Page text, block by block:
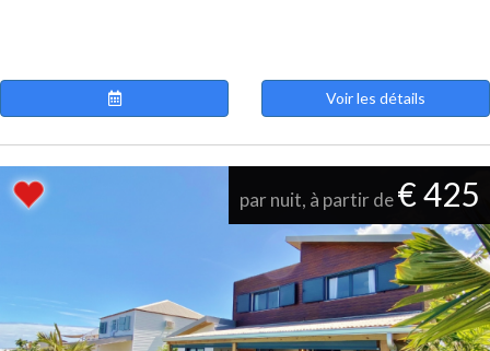
Voir les détails
par nuit, à partir de€ 425